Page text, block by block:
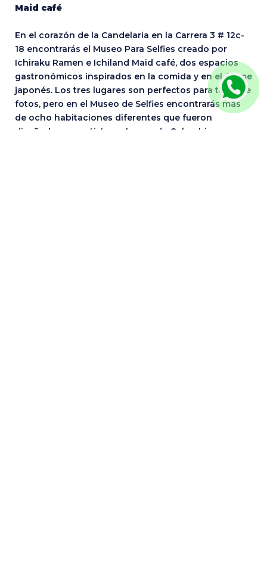
Maid café
En el corazón de la Candelaria en la Carrera 3 # 12c-
18 encontrarás el Museo Para Selfies creado por
Ichiraku Ramen e Ichiland Maid café, dos espacios
gastronómicos inspirados en la comida y en el ánime
japonés. Los tres lugares son perfectos para tomarte
fotos, pero en el Museo de Selfies encontrarás más
de ocho habitaciones diferentes que fueron
diseñadas por artistas urbanos de Colombia y que